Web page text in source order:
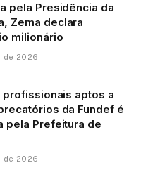
pela Presidência da
Zema declara
milionário
de 2026
profissionais aptos a
da Fundef é
pela Prefeitura de
de 2026